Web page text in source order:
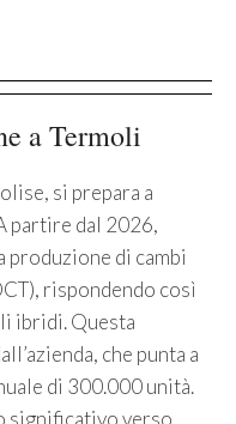
a Termoli
si prepara a
partire dal 2026,
produzione di cambi
rispondendo così
ibridi. Questa
che punta a
di 300.000 unità.
significativo verso